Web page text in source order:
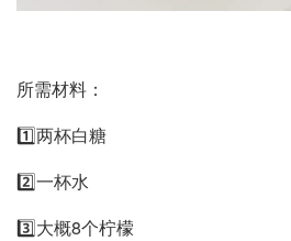
所需材料：
1️⃣两杯白糖
2️⃣一杯水
3️⃣大概8个柠檬